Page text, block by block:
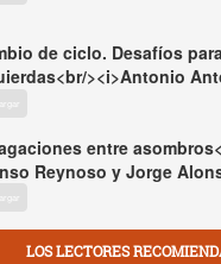
de ciclo. Desafíos
><i>Antonio
entre
Reynoso y Jorge
LOS LECTORES